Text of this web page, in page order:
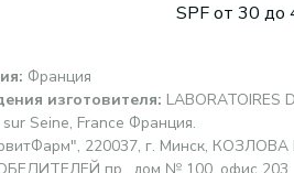
SPF от 30 до
: Франция
изготовителя: LABORATOIRES
Seine, France Франция.
220037, г. Минск,